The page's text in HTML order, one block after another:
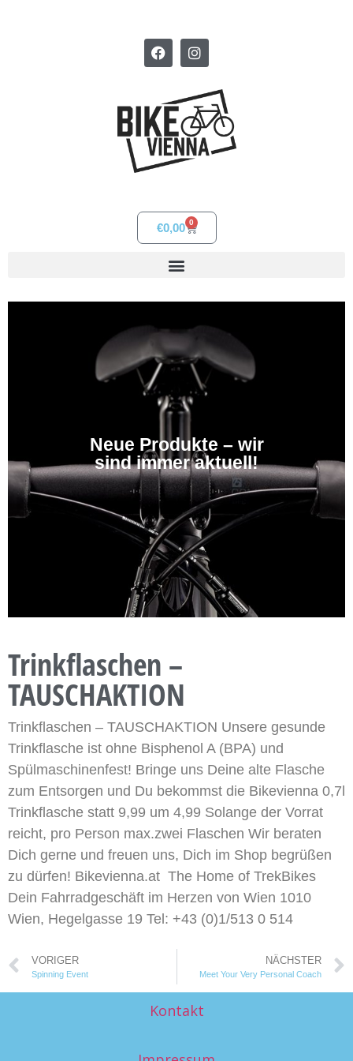
€0,00 0
Neue Produkte – wir
sind immer aktuell!
Trinkflaschen –
TAUSCHAKTION
Trinkflaschen – TAUSCHAKTION Unsere gesunde
Trinkflasche ist ohne Bisphenol A (BPA) und
Spülmaschinenfest! Bringe uns Deine alte Flasche
zum Entsorgen und Du bekommst die Bikevienna 0,7l
Trinkflasche statt 9,99 um 4,99 Solange der Vorrat
reicht, pro Person max.zwei Flaschen Wir beraten
Dich gerne und freuen uns, Dich im Shop begrüßen
zu dürfen! Bikevienna.at  The Home of TrekBikes
Dein Fahrradgeschäft im Herzen von Wien 1010
Wien, Hegelgasse 19 Tel: +43 (0)1/513 0 514
VORIGER
Spinning Event
NÄCHSTER
Meet Your Very Personal Coach
Kontakt